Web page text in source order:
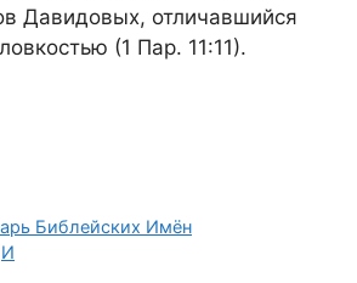
Давидовых, отличавшийся
(1 Пар. 11:11).
Библейских Имён
И